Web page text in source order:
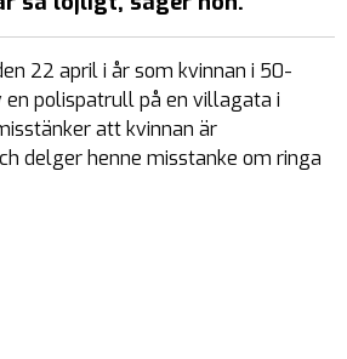
22 april i år som kvinnan i 50-
polispatrull på en villagata i
att kvinnan är
delger henne misstanke om ringa